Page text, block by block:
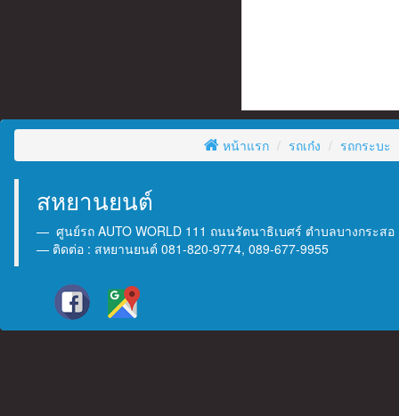
หน้าแรก รถเก๋ง รถกระบะ
สหยานยนต์
ศูนย์รถ AUTO WORLD 111 ถนนรัตนาธิเบศร์ ตำบลบางกระส
ติดต่อ : สหยานยนต์ 081-820-9774, 089-677-9955